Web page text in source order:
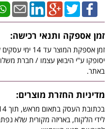
זמן אספקה ותנאי רכישה:
זמן אספקת
יסופקו ע"י היבואן עצמו / חברת
באתר.
מדיניות החזרת מוצרים:
לידי הלקוח, באריזה מקורית שלא